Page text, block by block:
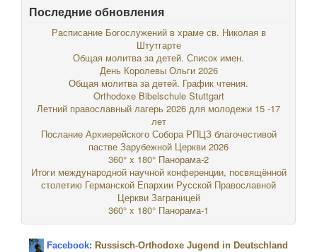
Последние обновления
Расписание Богослужений в храме св. Николая в
Штутгарте
Общая молитва за детей. Список имен.
День Королевы Ольги 2026
Общая молитва за детей. График чтения.
Orthodoxe Bibelschule Stuttgart
Летний православный лагерь 2026 для молодежи 15 -17
лет
Послание Архиерейского Собора РПЦЗ благочестивой
пастве Зарубежной Церкви 2026
360° x 180° Панорама-2
Итоги международной научной конференции, посвящённой
столетию Германской Епархии Русской Православной
Церкви Заграницей
360° x 180° Панорама-1
Facebook: Russisch-Orthodoxe Jugend in Deutschland